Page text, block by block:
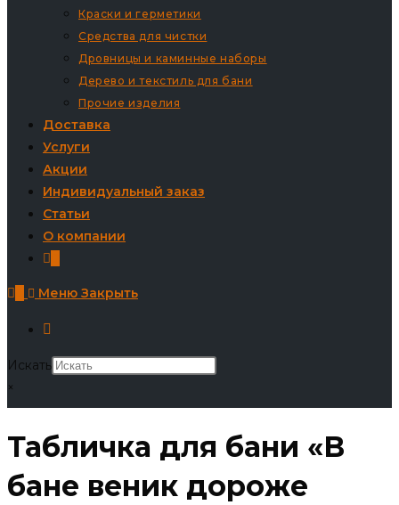
Краски и герметики
Средства для чистки
Дровницы и каминные наборы
Дерево и текстиль для бани
Прочие изделия
Доставка
Услуги
Акции
Индивидуальный заказ
Статьи
О компании
Меню Закрыть
Искать
×
Табличка для бани «В
бане веник дороже